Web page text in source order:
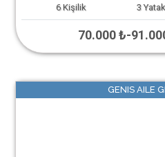
6 Kişilik 3
70.000 ₺-
GENIS AILE